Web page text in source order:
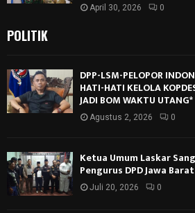
April 30, 2026 0
POLITIK
DPP-LSM-PELOPOR
HATI-HATI KELOLA
JADI BOM WAKTU UTANG*
Agustus 2, 2026 0
Ketua Umum Laskar
Pengurus DPD Jawa
Juli 20, 2026 0